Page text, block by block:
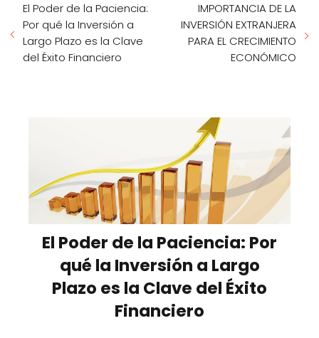
El Poder de la Paciencia:
Por qué la Inversión a
Largo Plazo es la Clave
del Éxito Financiero
IMPORTANCIA DE LA
INVERSIÓN EXTRANJERA
PARA EL CRECIMIENTO
ECONÓMICO
El Poder de la Paciencia: Por
qué la Inversión a Largo
Plazo es la Clave del Éxito
Financiero